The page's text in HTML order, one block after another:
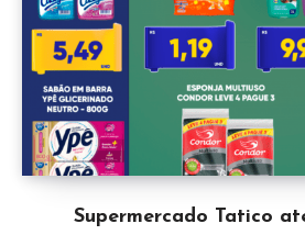
Supermercado Tatico